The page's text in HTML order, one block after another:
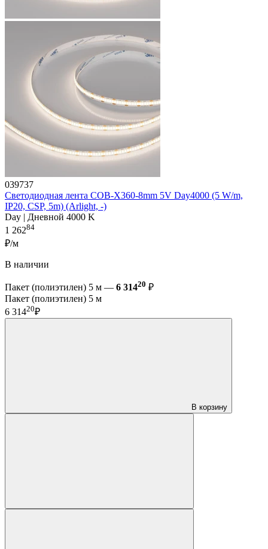
039737
Светодиодная лента COB-X360-8mm 5V Day4000 (5 W/m,
IP20, CSP, 5m) (Arlight, -)
Day | Дневной 4000 K
1 26284
₽/м
В наличии
Пакет (полиэтилен) 5 м — 6 31420 ₽
Пакет (полиэтилен) 5 м
6 31420₽
В корзину